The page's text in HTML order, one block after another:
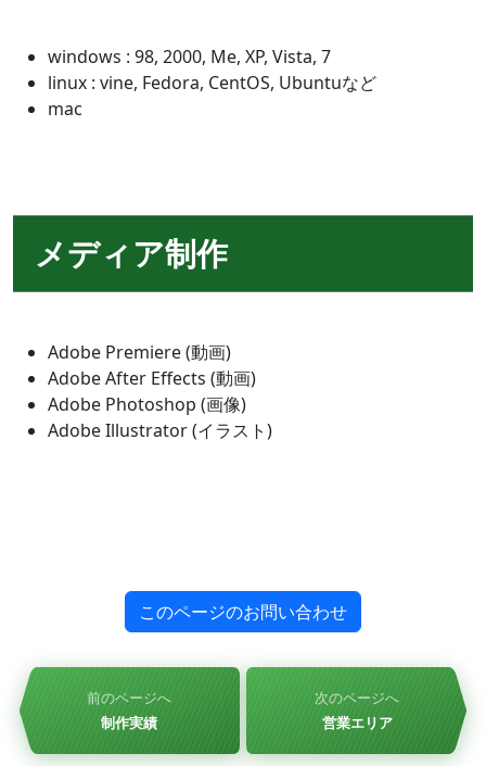
windows : 98, 2000, Me, XP, Vista, 7
linux : vine, Fedora, CentOS, Ubuntuなど
mac
メディア制作
Adobe Premiere (動画)
Adobe After Effects (動画)
Adobe Photoshop (画像)
Adobe Illustrator (イラスト)
このページのお問い合わせ
前のページへ
制作実績
次のページへ
営業エリア